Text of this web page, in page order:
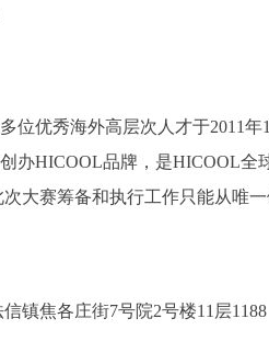
位优秀海外高层次人才于2011
办HICOOL品牌，是HICOOL
大赛筹备和执行工作只能从唯
镇焦各庄街7号院2号楼11层1188